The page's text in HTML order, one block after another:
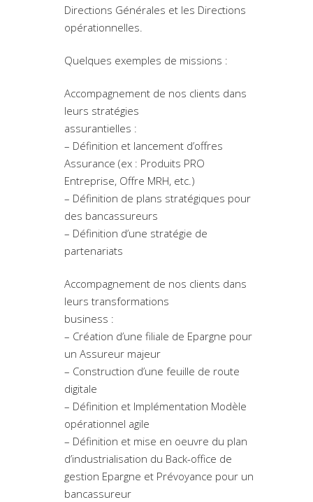
Directions Générales et les Directions
opérationnelles.
Quelques exemples de missions :
Accompagnement de nos clients dans
leurs stratégies
assurantielles :
– Définition et lancement d’offres
Assurance (ex : Produits PRO
Entreprise, Offre MRH, etc.)
– Définition de plans stratégiques pour
des bancassureurs
– Définition d’une stratégie de
partenariats
Accompagnement de nos clients dans
leurs transformations
business :
– Création d’une filiale de Epargne pour
un Assureur majeur
– Construction d’une feuille de route
digitale
– Définition et Implémentation Modèle
opérationnel agile
– Définition et mise en oeuvre du plan
d’industrialisation du Back-office de
gestion Epargne et Prévoyance pour un
bancassureur